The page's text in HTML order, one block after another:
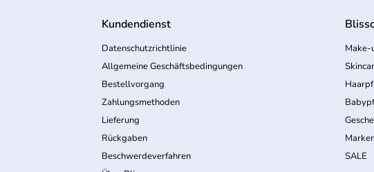
Kundendienst
Datenschutzrichtlinie
Allgemeine Geschäftsbedingungen
Bestellvorgang
Zahlungsmethoden
Lieferung
Rückgaben
Beschwerdeverfahren
Make-
SALE